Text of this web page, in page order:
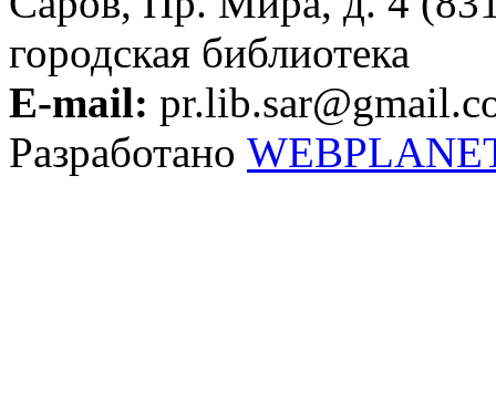
городская библиотека
E-mail:
Разработано